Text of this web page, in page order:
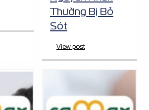
Thường Bị Bỏ
Sót
View post